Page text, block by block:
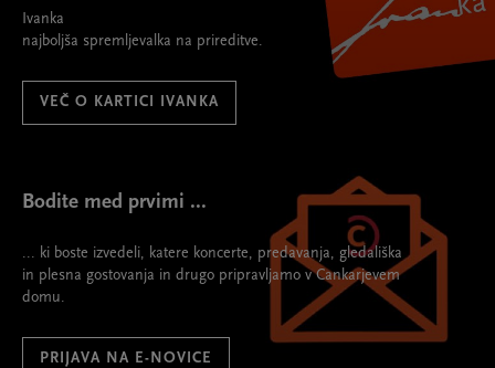
Ivanka
najboljša spremljevalka na prireditve.
VEČ O KARTICI IVANKA
Bodite med prvimi ...
... ki boste izvedeli, katere koncerte, predavanja, gledališka
in plesna gostovanja in drugo pripravljamo v Cankarjevem
domu.
PRIJAVA NA E-NOVICE